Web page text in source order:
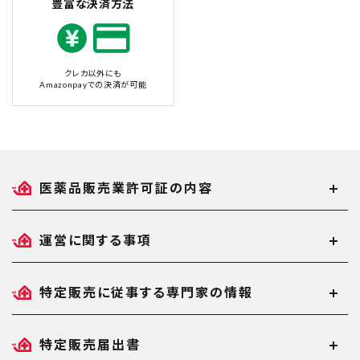
豊富な決済方法
クレカ以外にも
Amazonpayでの決済が可能
医薬品販売業許可証の内容
運営に関する事項
特定販売に従事する専門家の情報
特定販売届出書